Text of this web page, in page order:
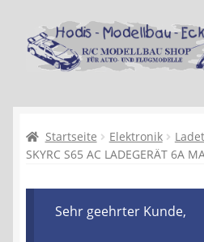
Zur
Navigation
springen
Zum
Inhalt
springen
Kasse
Recycling, Entsorgung und
Startseite Elektronik
SKYRC S65 AC LADEGERÄT 6A
Sehr geehrter Kunde,